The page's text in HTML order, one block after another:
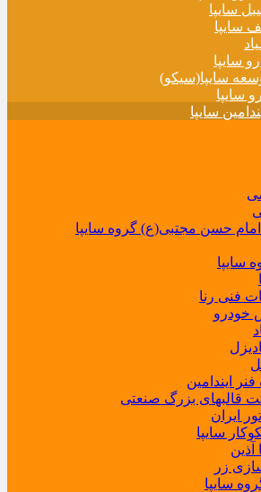
سایپا
سایپا
سایپا
سایپا(سیکو)
سایپا
سایپا
سایپا
فنی رنا
خودرو
ایندامین
قالبهای بزرگ صنعتی
ایران
سایپا
آذین
زر
سایپا